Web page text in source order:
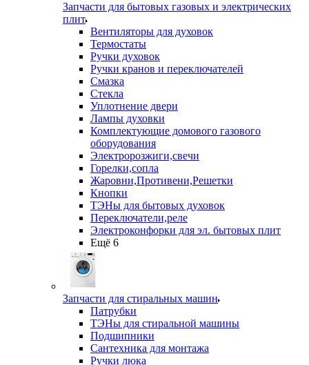
Запчасти для бытовых газовых и электрических
плит
Вентиляторы для духовок
Термостаты
Ручки духовок
Ручки кранов и переключателей
Смазка
Стекла
Уплотнение двери
Лампы духовки
Комплектующие домового газового
оборудования
Электророзжиги,свечи
Горелки,сопла
Жаровни,Противени,Решетки
Кнопки
ТЭНы для бытовых духовок
Переключатели,реле
Электроконфорки для эл. бытовых плит
Ещё 6
Запчасти для стиральных машин
Патрубки
ТЭНы для стиральной машины
Подшипники
Сантехника для монтажа
Ручки люка